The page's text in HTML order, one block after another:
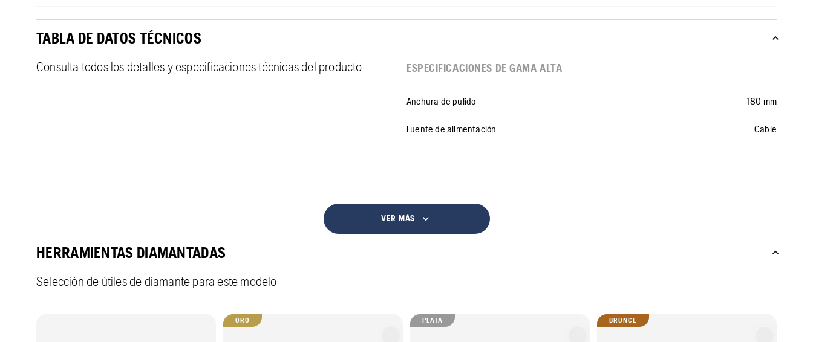
TABLA DE DATOS TÉCNICOS
Consulta todos los detalles y especificaciones técnicas del producto ESPECIFICACIONES DE GAMA ALTA
Anchura de pulido 180 mm
Fuente de alimentación Cable
VER MÁS
HERRAMIENTAS DIAMANTADAS
Selección de útiles de diamante para este modelo
ORO PLATA BRONCE